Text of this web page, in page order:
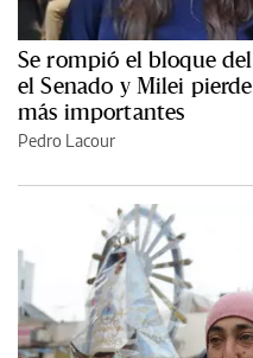
Se rompió el bloque
el Senado y Milei
más importantes
Pedro Lacour